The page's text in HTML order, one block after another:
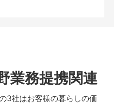
業務提携関連
3社はお客様の暮らしの価